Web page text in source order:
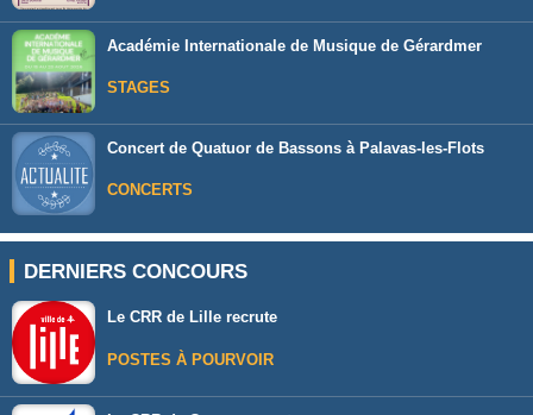
Académie Internationale de Musique de Gérardmer
STAGES
Concert de Quatuor de Bassons à Palavas-les-Flots
CONCERTS
DERNIERS CONCOURS
Le CRR de Lille recrute
POSTES À POURVOIR